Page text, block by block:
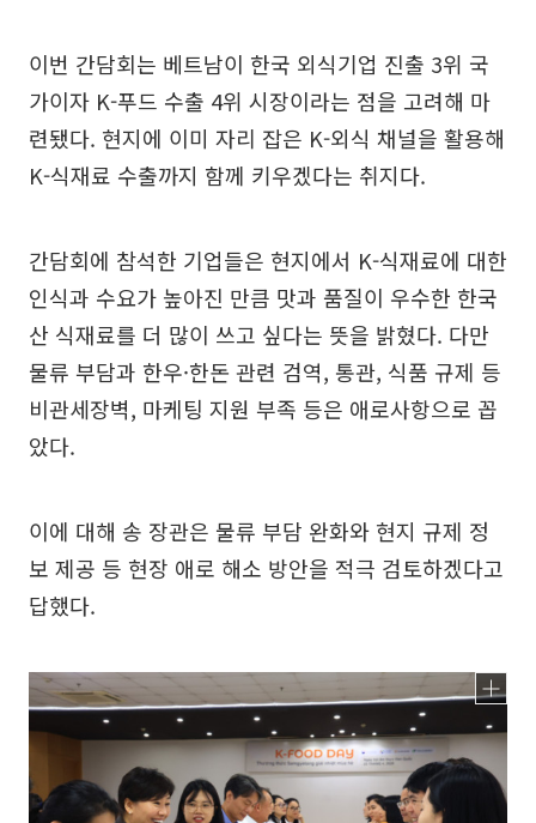
이번 간담회는 베트남이 한국 외식기업 진출 3위 국
가이자 K-푸드 수출 4위 시장이라는 점을 고려해 마
련됐다. 현지에 이미 자리 잡은 K-외식 채널을 활용해
K-식재료 수출까지 함께 키우겠다는 취지다.
간담회에 참석한 기업들은 현지에서 K-식재료에 대한
인식과 수요가 높아진 만큼 맛과 품질이 우수한 한국
산 식재료를 더 많이 쓰고 싶다는 뜻을 밝혔다. 다만
물류 부담과 한우·한돈 관련 검역, 통관, 식품 규제 등
비관세장벽, 마케팅 지원 부족 등은 애로사항으로 꼽
았다.
이에 대해 송 장관은 물류 부담 완화와 현지 규제 정
보 제공 등 현장 애로 해소 방안을 적극 검토하겠다고
답했다.